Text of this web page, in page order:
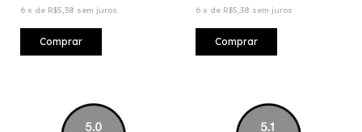
6 x de R$5,38 sem juros 6 x de R$5,38 sem juros